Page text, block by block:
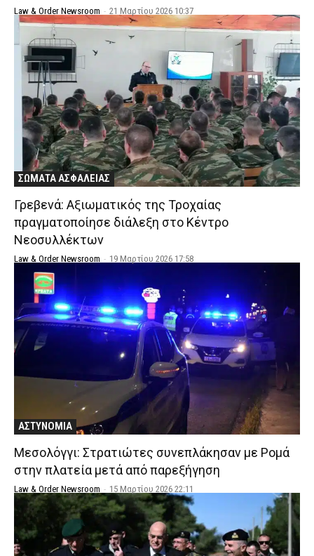
Law & Order Newsroom - 21 Μαρτίου 2026 10:37
ΣΩΜΑΤΑ ΑΣΦΑΛΕΙΑΣ
Γρεβενά: Αξιωματικός της Τροχαίας
πραγματοποίησε διάλεξη στο Κέντρο
Νεοσυλλέκτων
Law & Order Newsroom - 19 Μαρτίου 2026 17:58
ΑΣΤΥΝΟΜΙΑ
Μεσολόγγι: Στρατιώτες συνεπλάκησαν με Ρομά
στην πλατεία μετά από παρεξήγηση
Law & Order Newsroom - 15 Μαρτίου 2026 22:11